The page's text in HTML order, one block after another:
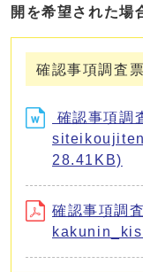
開を希望された場
確認事項調査票
確認事項調
28.41KB)
確認事項調